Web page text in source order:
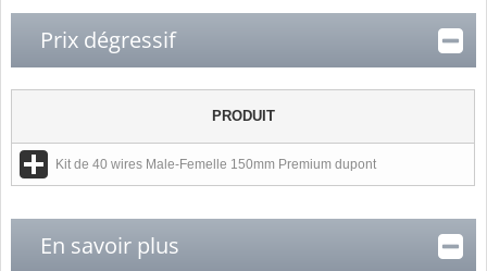
Prix dégressif
PRODUIT
Kit de 40 wires Male-Femelle 150mm Premium dupont
En savoir plus